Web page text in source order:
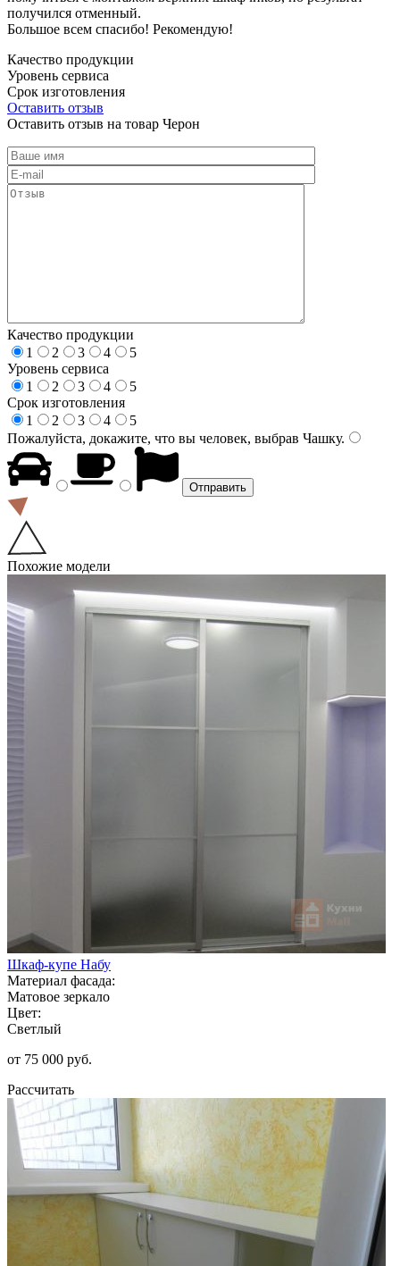
получился отменный.
Большое всем спасибо! Рекомендую!
Качество продукции
Уровень сервиса
Срок изготовления
Оставить отзыв
Оставить отзыв на товар Черон
Качество продукции
1
2 3 4
5
Уровень сервиса
1
2 3 4
5
Срок изготовления
1
2 3 4
5
Пожалуйста, докажите, что вы человек, выбрав Чашку.
Похожие модели
Шкаф-купе Набу
Материал фасада:
Матовое зеркало
Цвет:
Светлый
от 75 000 руб.
Рассчитать